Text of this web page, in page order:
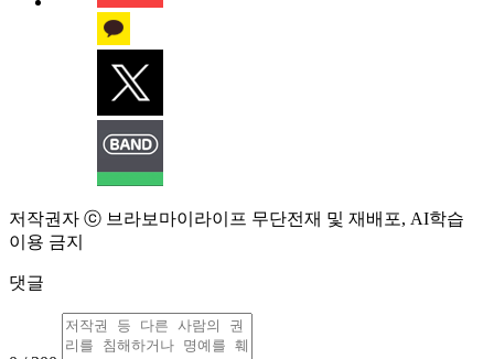
저작권자 ⓒ 브라보마이라이프 무단전재 및 재배포, AI학습
이용 금지
댓글